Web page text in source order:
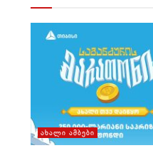
ᲐᲮᲐᲚᲘ ᲐᲛᲑᲔᲑᲘ